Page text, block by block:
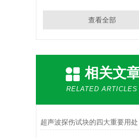
查看全部
相关文
RELATED ARTICLES
超声波探伤试块的四大重要用处